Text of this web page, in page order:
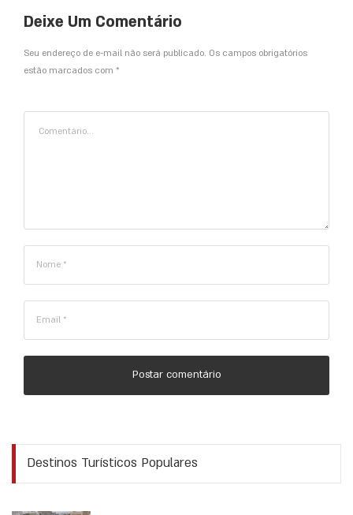
Deixe Um Comentário
Seu endereço de e-mail não será publicado. Os campos obrigatórios
estão marcados com *
Postar comentário
Destinos Turísticos Populares